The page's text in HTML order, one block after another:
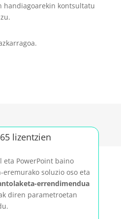
handiagoarekin kontsultatu
lizentzien
eta PowerPoint baino
eremurako soluzio oso eta
errendimendua
diren parametroetan